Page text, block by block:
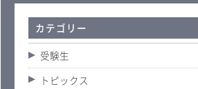
カテゴリー
受験生
トピックス